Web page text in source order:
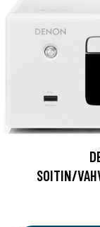
SOITIN/